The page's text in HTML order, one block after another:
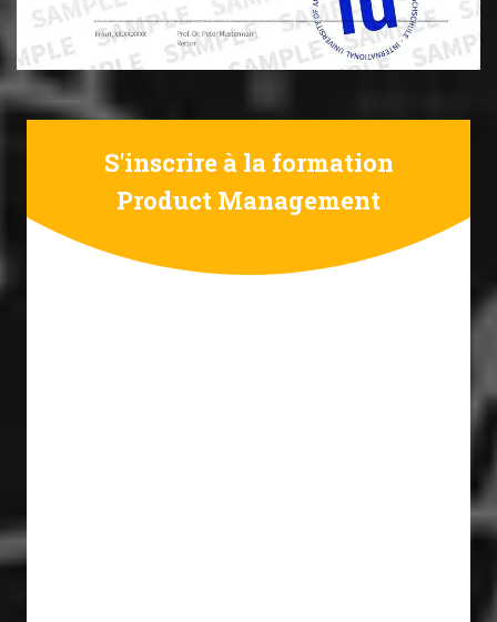
S'inscrire à la formation
Product Management